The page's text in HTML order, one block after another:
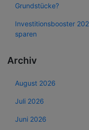
Grundstücke?
Investitionsbooster
sparen
Archiv
August 2026
Juli 2026
Juni 2026